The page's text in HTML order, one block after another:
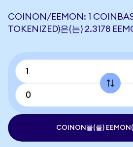
COINON/EEMON: 1
TOKENIZED)은(는) 2.3178
COINON을(를)